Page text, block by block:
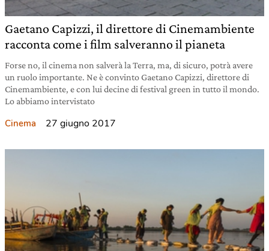
Gaetano Capizzi, il direttore di Cinemambiente
racconta come i film salveranno il pianeta
Forse no, il cinema non salverà la Terra, ma, di sicuro, potrà avere
un ruolo importante. Ne è convinto Gaetano Capizzi, direttore di
Cinemambiente, e con lui decine di festival green in tutto il mondo.
Lo abbiamo intervistato
Cinema 27 giugno 2017